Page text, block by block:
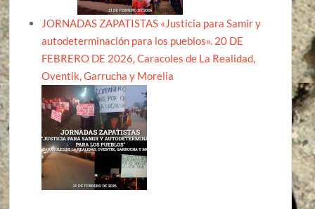
JORNADAS ZAPATISTAS «Justicia para Samir y
autodeterminación para los pueblos». 20 DE
FEBRERO DE 2026, Caracoles de La Realidad,
Oventik, Garrucha y Morelia